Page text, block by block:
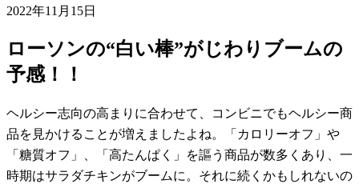
2022年11月15日
ローソンの“白い棒”がじわりブームの
予感！！
ヘルシー志向の高まりに合わせて、コンビニでもヘルシー商
品を見かけることが増えましたよね。「カロリーオフ」や
「糖質オフ」、「高たんぱく」を謳う商品が数多くあり、一
時期はサラダチキンがブームに。それに続くかもしれないの